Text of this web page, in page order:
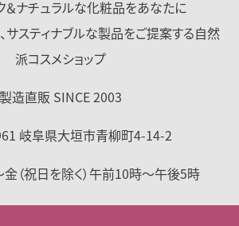
＆ナチュラルな化粧品をあなたに
サスティナブルな製品をご提案する自然
派コスメショップ
製造直販 SINCE 2003
岐阜県大垣市青柳町4-14-2
（祝日を除く）午前10時～午後5時